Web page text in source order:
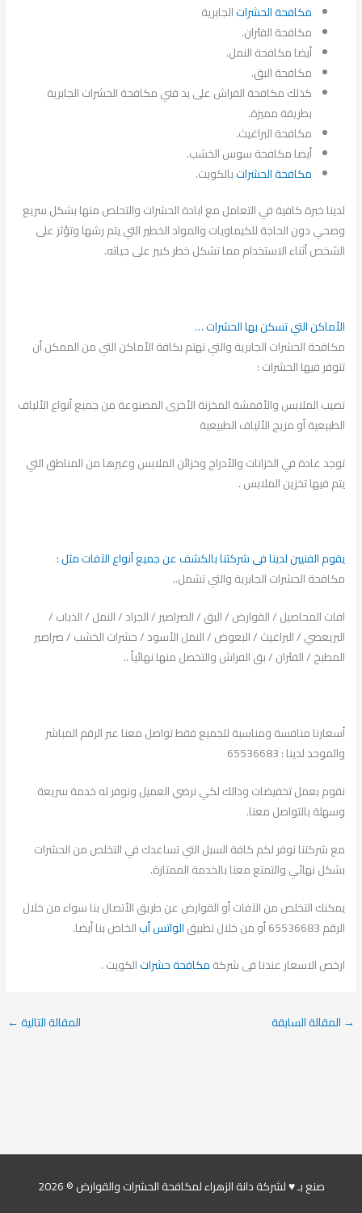
مكافحة الحشراتالجابرية
مكافحة الفئران.
أيضا مكافحة النمل.
مكافحة البق.
كذلك مكافحة الفراش على يد فني مكافحة الحشرات الجابرية
بطريقة مميزة.
مكافحة البراغيث.
أيضا مكافحة سوس الخشب.
مكافحة الحشراتبالكويت.
لدينا خبرة كافية في التعامل مع ابادة الحشرات والتحلص منها بشكل سريع
وصحي دون الحاجة للكيماويات والمواد الخطير التي يتم رشها وتؤثر على
الشخص أثناء الاستخدام مما تشكل خطر كبير على حياته.
الأماكن التي تسكن بها الحشرات …
مكافحة الحشرات الجابرية والتي تهتم بكافة الأماكن التي من الممكن أن
تتوفر فيها الحشرات :
تصيب الملابس والأقمشة المخزنة الأخرى المصنوعة من جميع أنواع الألياف
الطبيعية أو مزيج الألياف الطبيعية
توجد عادة في الخزانات والأدراج وخزائن الملابس وغيرها من المناطق التي
يتم فيها تخزين الملابس .
يقوم الفنيين لدينا فى شركتنا بالكشف عن جميع أنواع الآفات مثل :
مكافحة الحشرات الجابرية والتي تشمل..
افات المحاصيل / القوارض / البق / الصراصير / الجراد / النمل / الذباب /
البريعصي / البراغيث / البعوض / النمل الأسود / حشرات الخشب / صراصير
المطبخ / الفئران / بق الفراش والتخصل منها نهائياً ..
أسعارنا منافسة ومناسبة للجميع فقط تواصل معنا عبر الرقم المباشر
والموحد لدينا : 65536683
نقوم بعمل تخفيضات وذالك لكي نرضي العميل ونوفر له خدمة سريعة
وسهلة بالتواصل معنا.
مع شركتنا نوفر لكم كافة السبل التي تساعدك في التخلص من الحشرات
بشكل نهائي والتمتع معنا بالخدمة الممتازة.
يمكنك التخلص من الآفات أو القوارض عن طريق الأتصال بنا سواء من خلال
الرقم 65536683 أو من خلال تطبيق
الواتس أبالخاص بنا أيضا.
ارخص الاسعار عندنا فى شركةمكافحة حشراتالكويت .
→ المقالة السابقة المقالة التالية←
صنع بـ ♥ لشركة دانة الزهراء لمكافحة الحشرات والقوارض © 2026